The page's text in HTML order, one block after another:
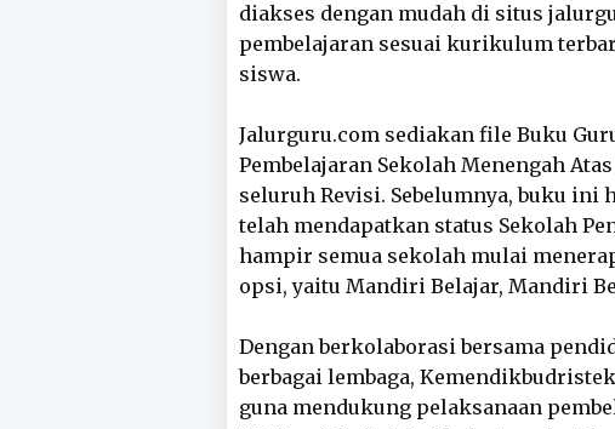
diakses dengan mudah di situs
pembelajaran sesuai kurikulum
siswa.
Jalurguru.com sediakan file Buku
Pembelajaran Sekolah Menengah
seluruh Revisi. Sebelumnya, buku ini
telah mendapatkan status Sekolah
hampir semua sekolah mulai
opsi, yaitu Mandiri Belajar, Mandiri
Dengan berkolaborasi bersama
berbagai lembaga,
guna mendukung pelaksanaan